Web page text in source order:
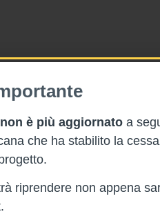
è più aggiornato a
che ha stabilito la
riprendere non appena